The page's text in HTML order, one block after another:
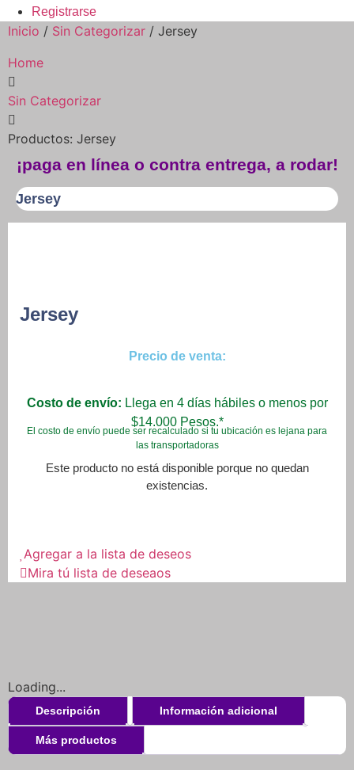
Registrarse
Inicio / Sin Categorizar / Jersey
Home
Sin Categorizar
Productos: Jersey
¡paga en línea o contra entrega, a rodar!
Jersey
Jersey
Precio de venta:
Costo de envío: Llega en 4 días hábiles o menos por
$14.000 Pesos.*
El costo de envío puede ser recalculado si tu ubicación es lejana para
las transportadoras
Este producto no está disponible porque no quedan
existencias.
Agregar a la lista de deseos
Mira tú lista de deseaos
Loading...
Descripción Información adicional
Más productos